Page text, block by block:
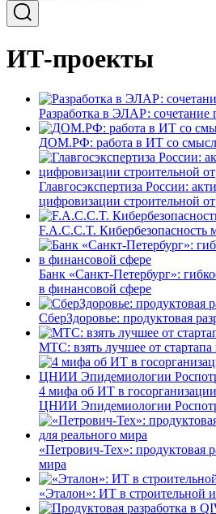
ИТ-проекты
Разработка в ЭЛАР: сочетание
ДОМ.РФ: работа в ИТ со
Главгосэкспертиза России:
цифровизации строительной
F.A.C.C.T. Кибербезопасность
Банк «Санкт-Петербург»:
в финансовой сфере
СберЗдоровье: продуктовая
МТС: взять лучшее от стартапа
4 мифа об ИТ в
ЦНИИ Эпидемиологии
«Петрович-Тех»: продуктовая
мира
«Эталон»: ИТ в строительной